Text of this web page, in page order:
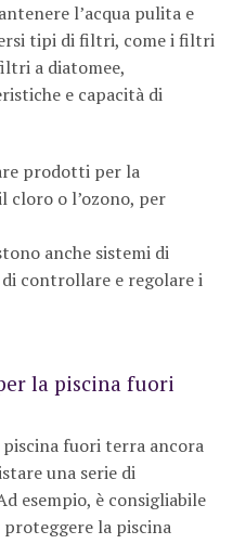
l’acqua pulita e
tipi di filtri, come i filtri
a diatomee,
e capacità di
prodotti per la
cloro o l’ozono, per
anche sistemi di
controllare e regolare i
la piscina fuori
piscina fuori terra ancora
una serie di
esempio, è consigliabile
la piscina